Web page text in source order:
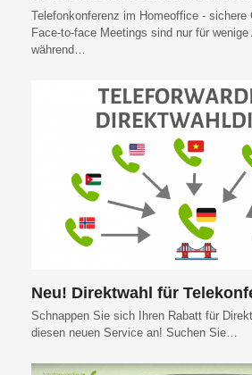
Telefonkonferenz im Homeoffice - sichere
Face-to-face Meetings sind nur für
während…
Neu! Direktwahl für
Schnappen Sie sich Ihren Rabatt für
diesen neuen Service an! Suchen Sie…